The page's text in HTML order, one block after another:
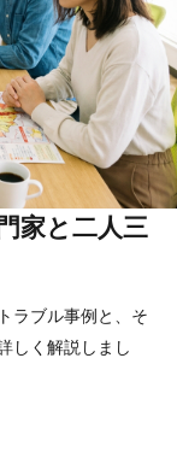
家と二人三
ラブル事例と、そ
しく解説しまし